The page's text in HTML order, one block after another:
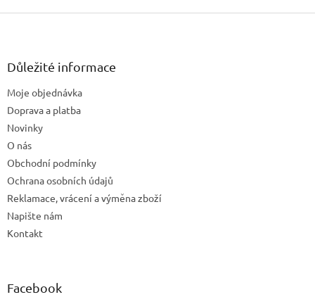
Z
Důležité informace
Moje objednávka
Doprava a platba
Novinky
O nás
Obchodní podmínky
Ochrana osobních údajů
Reklamace, vrácení a výměna zboží
Napište nám
Kontakt
Facebook